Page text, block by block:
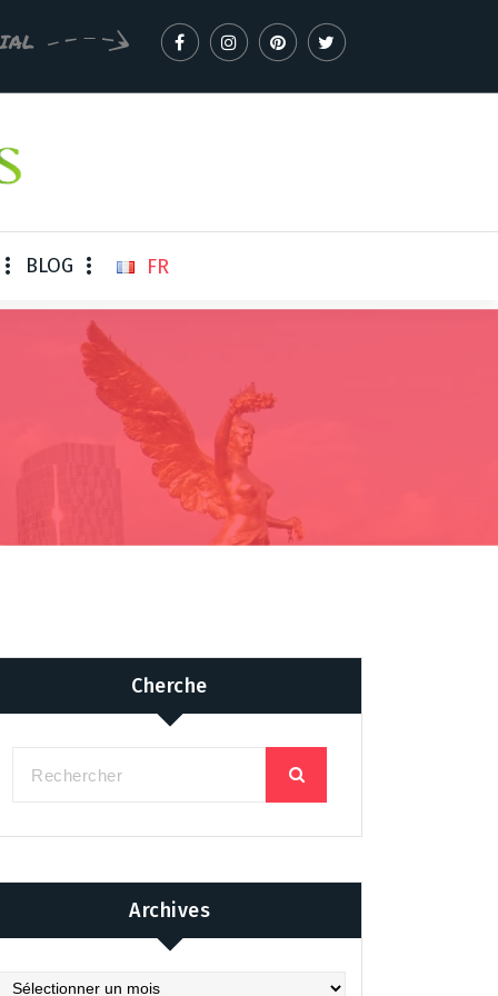
BLOG FR
Cherche
Archives